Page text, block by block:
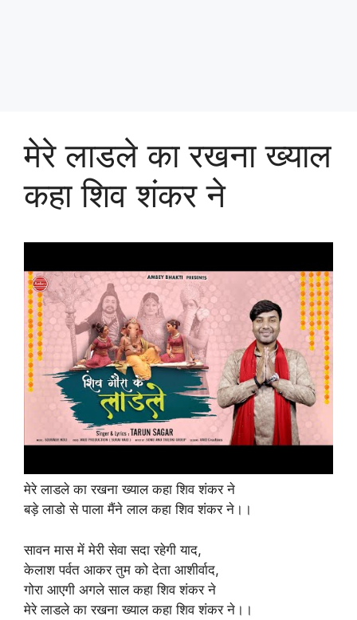
मेरे लाडले का रखना ख्याल
कहा शिव शंकर ने
मेरे लाडले का रखना ख्याल कहा शिव शंकर ने
बड़े लाडो से पाला मैंने लाल कहा शिव शंकर ने।।
सावन मास में मेरी सेवा सदा रहेगी याद,
केलाश पर्वत आकर तुम को देता आशीर्वाद,
गोरा आएगी अगले साल कहा शिव शंकर ने
मेरे लाडले का रखना ख्याल कहा शिव शंकर ने।।